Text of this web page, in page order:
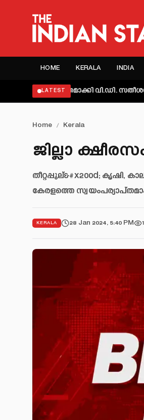
HOME KERALA INDIA
LATEST
വി.ഡി. സതീശൻ; രണ്ടു
Home / Kerala
ജില്ലാ
തീറ്റപ്പുല്&#x200d; കൃഷി,
കേരളത്തെ
KERALA 28 Jan 2024, 5:40 PM